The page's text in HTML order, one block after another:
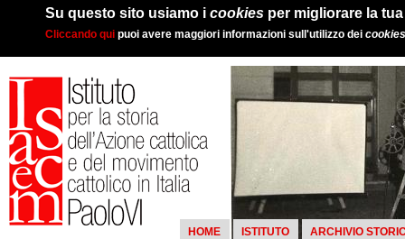
Su questo sito usiamo i cookies per migliorare la
Cliccando qui puoi avere maggiori informazioni sull'utilizzo dei cookies
HOME ISTITUTO ARCHIVIO